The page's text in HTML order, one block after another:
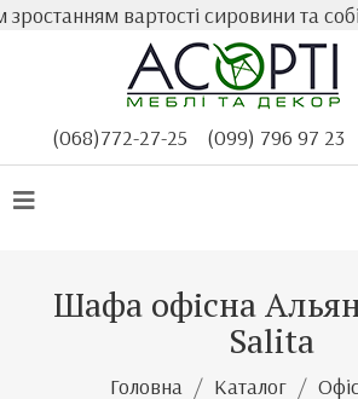
вартості сировини та
(068)772-27-25
(099) 796 97 23
Шафа офісна
Salita
Головна Каталог